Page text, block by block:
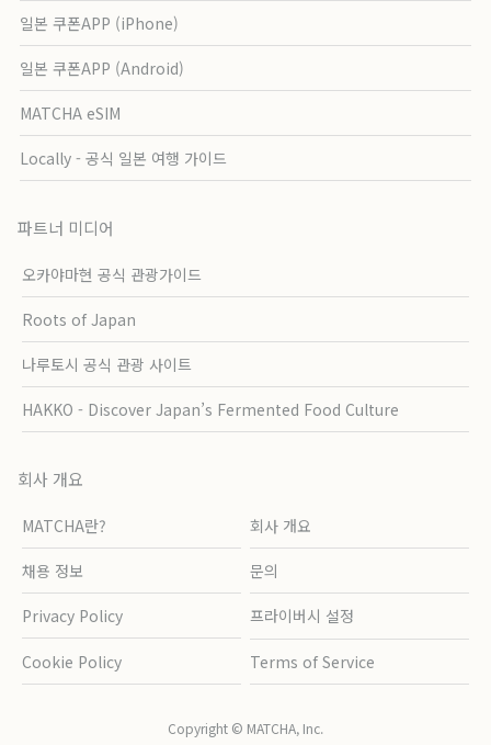
일본 쿠폰APP (iPhone)
일본 쿠폰APP (Android)
MATCHA eSIM
Locally - 공식 일본 여행 가이드
파트너 미디어
오카야마현 공식 관광가이드
Roots of Japan
나루토시 공식 관광 사이트
HAKKO - Discover Japan’s Fermented Food Culture
회사 개요
MATCHA란? 회사 개요
채용 정보 문의
Privacy Policy 프라이버시 설정
Cookie Policy Terms of Service
Copyright © MATCHA, Inc.